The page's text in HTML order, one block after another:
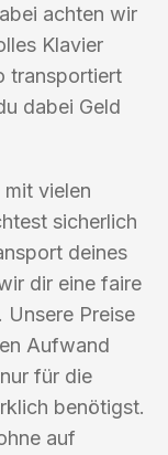
achten wir
Klavier
transportiert
dabei Geld
vielen
sicherlich
deines
dir eine faire
Unsere Preise
Aufwand
für die
benötigst.
auf